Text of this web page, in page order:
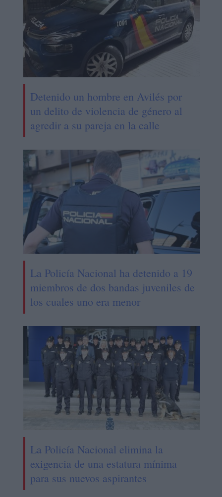
Detenido un hombre en Avilés por
un delito de violencia de género al
agredir a su pareja en la calle
La Policía Nacional ha detenido a 19
miembros de dos bandas juveniles de
los cuales uno era menor
La Policía Nacional elimina la
exigencia de una estatura mínima
para sus nuevos aspirantes